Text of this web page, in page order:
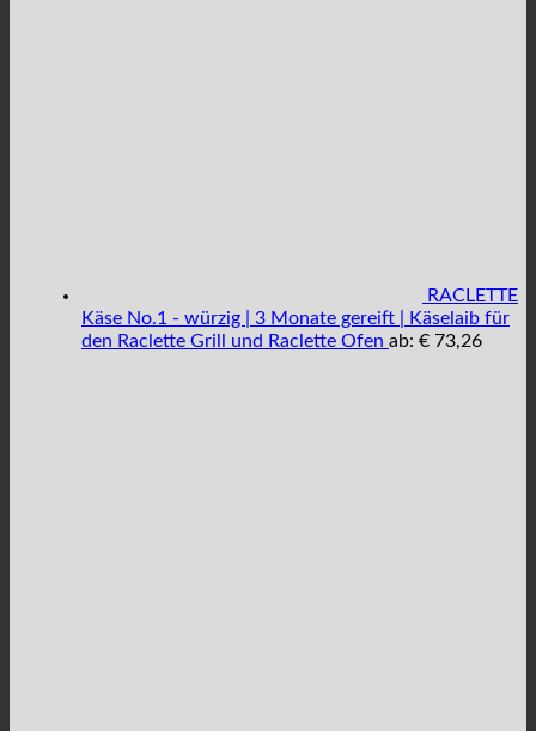
RACLETTE
Käse No.1 - würzig | 3 Monate gereift | Käselaib für
den Raclette Grill und Raclette Ofen ab: € 73,26